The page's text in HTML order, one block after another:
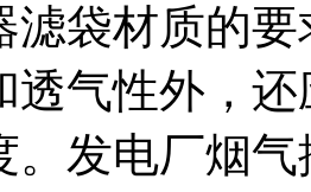
滤袋材质的
透气性外，
。发电厂烟